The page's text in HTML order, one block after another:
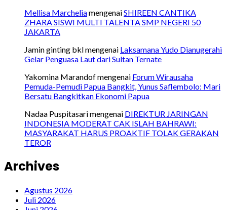
Mellisa MarcheliamengenaiSHIREEN CANTIKA
ZHARA SISWI MULTI TALENTA SMP NEGERI 50
JAKARTA
Jamin ginting bklmengenai Laksamana Yudo Dianugerahi
Gelar Penguasa Laut dari Sultan Ternate
Yakomina Marandofmengenai Forum Wirausaha
Pemuda-Pemudi Papua Bangkit, Yunus Saflembolo: Mari
Bersatu Bangkitkan Ekonomi Papua
Nadaa Puspitasarimengenai DIREKTUR JARINGAN
INDONESIA MODERAT CAK ISLAH BAHRAWI:
MASYARAKAT HARUS PROAKTIF TOLAK GERAKAN
TEROR
Archives
Agustus 2026
Juli 2026